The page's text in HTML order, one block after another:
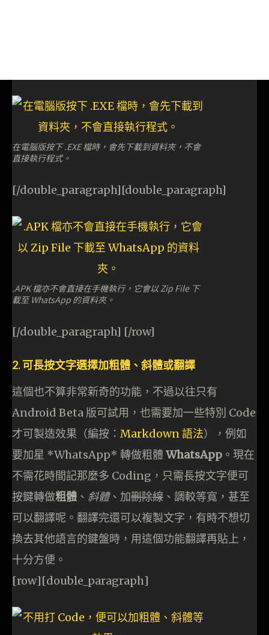
在電腦版按下 .EXE 檔時，會先下載到資料夾，不會
直接執行程式。
[/double_paragraph][double_paragraph]
.APK 檔亦不會直接在手機執行，它會以 Zip File 下
載至 WhatsApp 的資料夾。
[/double_paragraph] [/row]
2.可長按文字選擇加粗體、斜體或翻譯
這個也不算非常新奇的功能，不過以往只有
Android Beta 版可試用，也需要加一些特別 Code
才可製造效果（編按： Markdown 語法），例如
要加星 *WhatsApp* 轉做粗體 WhatsApp 。現在
不需花時間記那麼多 Coding，只需長按文字便可
按鍵轉做粗體 、 斜體、加删除線 、調較等寬，甚至
可以翻譯呢。翻譯完還可以複製文字，有時不想切
換去其他語言的鍵盤時，用這個功能翻譯再貼上，
十分方便。
[row][double_paragraph]